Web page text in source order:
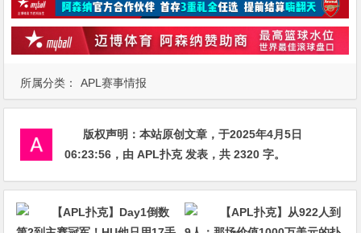
所属分类： APL赛事情报
版权声明：本站原创文章，于2025年4月5日
06:23:56 ，由APL扑克发表，共 2320 字。